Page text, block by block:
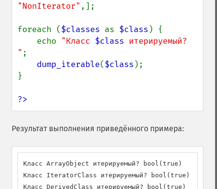
"NonIterator" ,];
foreach ($classes as $class ) {
    echo
"Класс $class итерируемый?
" ;
dump_iterable($class );
}
?>
Результат выполнения приведённого примера:
Класс ArrayObject итерируемый? bool(true)
Класс IteratorClass итерируемый? bool(true)
Класс DerivedClass итерируемый? bool(true)